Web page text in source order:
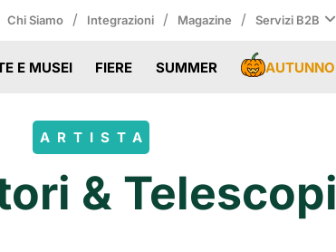
Chi Siamo / Integrazioni / Magazine / Servizi B2B
E MUSEI FIERE SUMMER AUTUNNO
ARTISTA
& Telescopi